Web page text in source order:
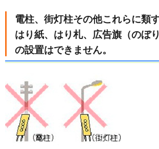
電柱、街灯柱その他これらに類
はり紙、はり札、広告旗（のぼ
の設置はできません。